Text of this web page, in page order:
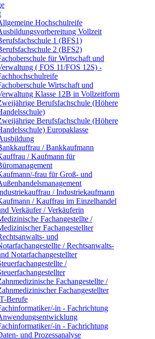
Hochschulreife
Vollzeit
1 (BFS1)
2 (BFS2)
für Wirtschaft und
( FOS 11/FOS 12S) -
Wirtschaft und
Klasse 12B in Vollzeitform
Berufsfachschule (Höhere
Berufsfachschule (Höhere
Europaklasse
/ Bankkaufmann
/ Kaufmann für
frau für Groß- und
/ Industriekaufmann
/ Kauffrau im Einzelhandel
Verkäufer / Verkäuferin
Fachangestellte /
Fachangestellter
und
/ Rechtsanwalts-
Notarfachangestellter
/
Fachangestellte /
Fachangestellter
Berufe
in - Fachrichtung
in - Fachrichtung
und Prozessanalyse